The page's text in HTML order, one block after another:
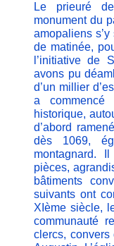
Le prieuré
monument du
amopaliens
de matinée,
l’initiative de
avons pu
d’un millier
a
historique,
d’abord
dès 1069,
montagnard.
pièces,
bâtiments
suivants ont
XIème siècle,
communauté
clercs,